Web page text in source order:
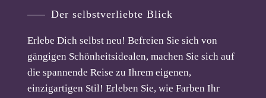
Der selbstverliebte Blick
Erlebe Dich selbst neu! Befreien Sie sich von
gängigen Schönheitsidealen, machen Sie sich auf
die spannende Reise zu Ihrem eigenen,
einzigartigen Stil! Erleben Sie, wie Farben Ihr